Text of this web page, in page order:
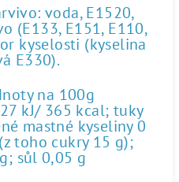
voda, E1520,
(E133, E151, E110,
kyselosti (kyselina
E330).
na 100g
kJ/ 365 kcal; tuky
mastné kyseliny 0
toho cukry 15 g);
sůl 0,05 g